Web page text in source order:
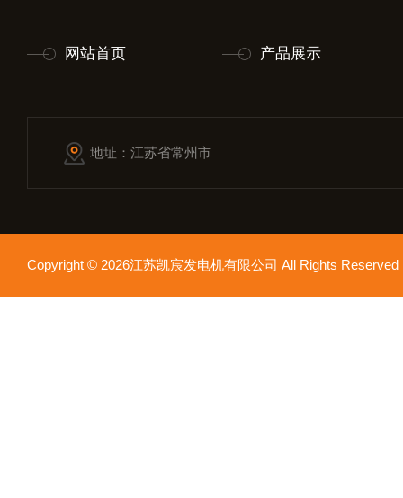
网站首页 产品展示
地址：江苏省常州市
Copyright © 2026江苏凯宸发电机有限公司 All Rights